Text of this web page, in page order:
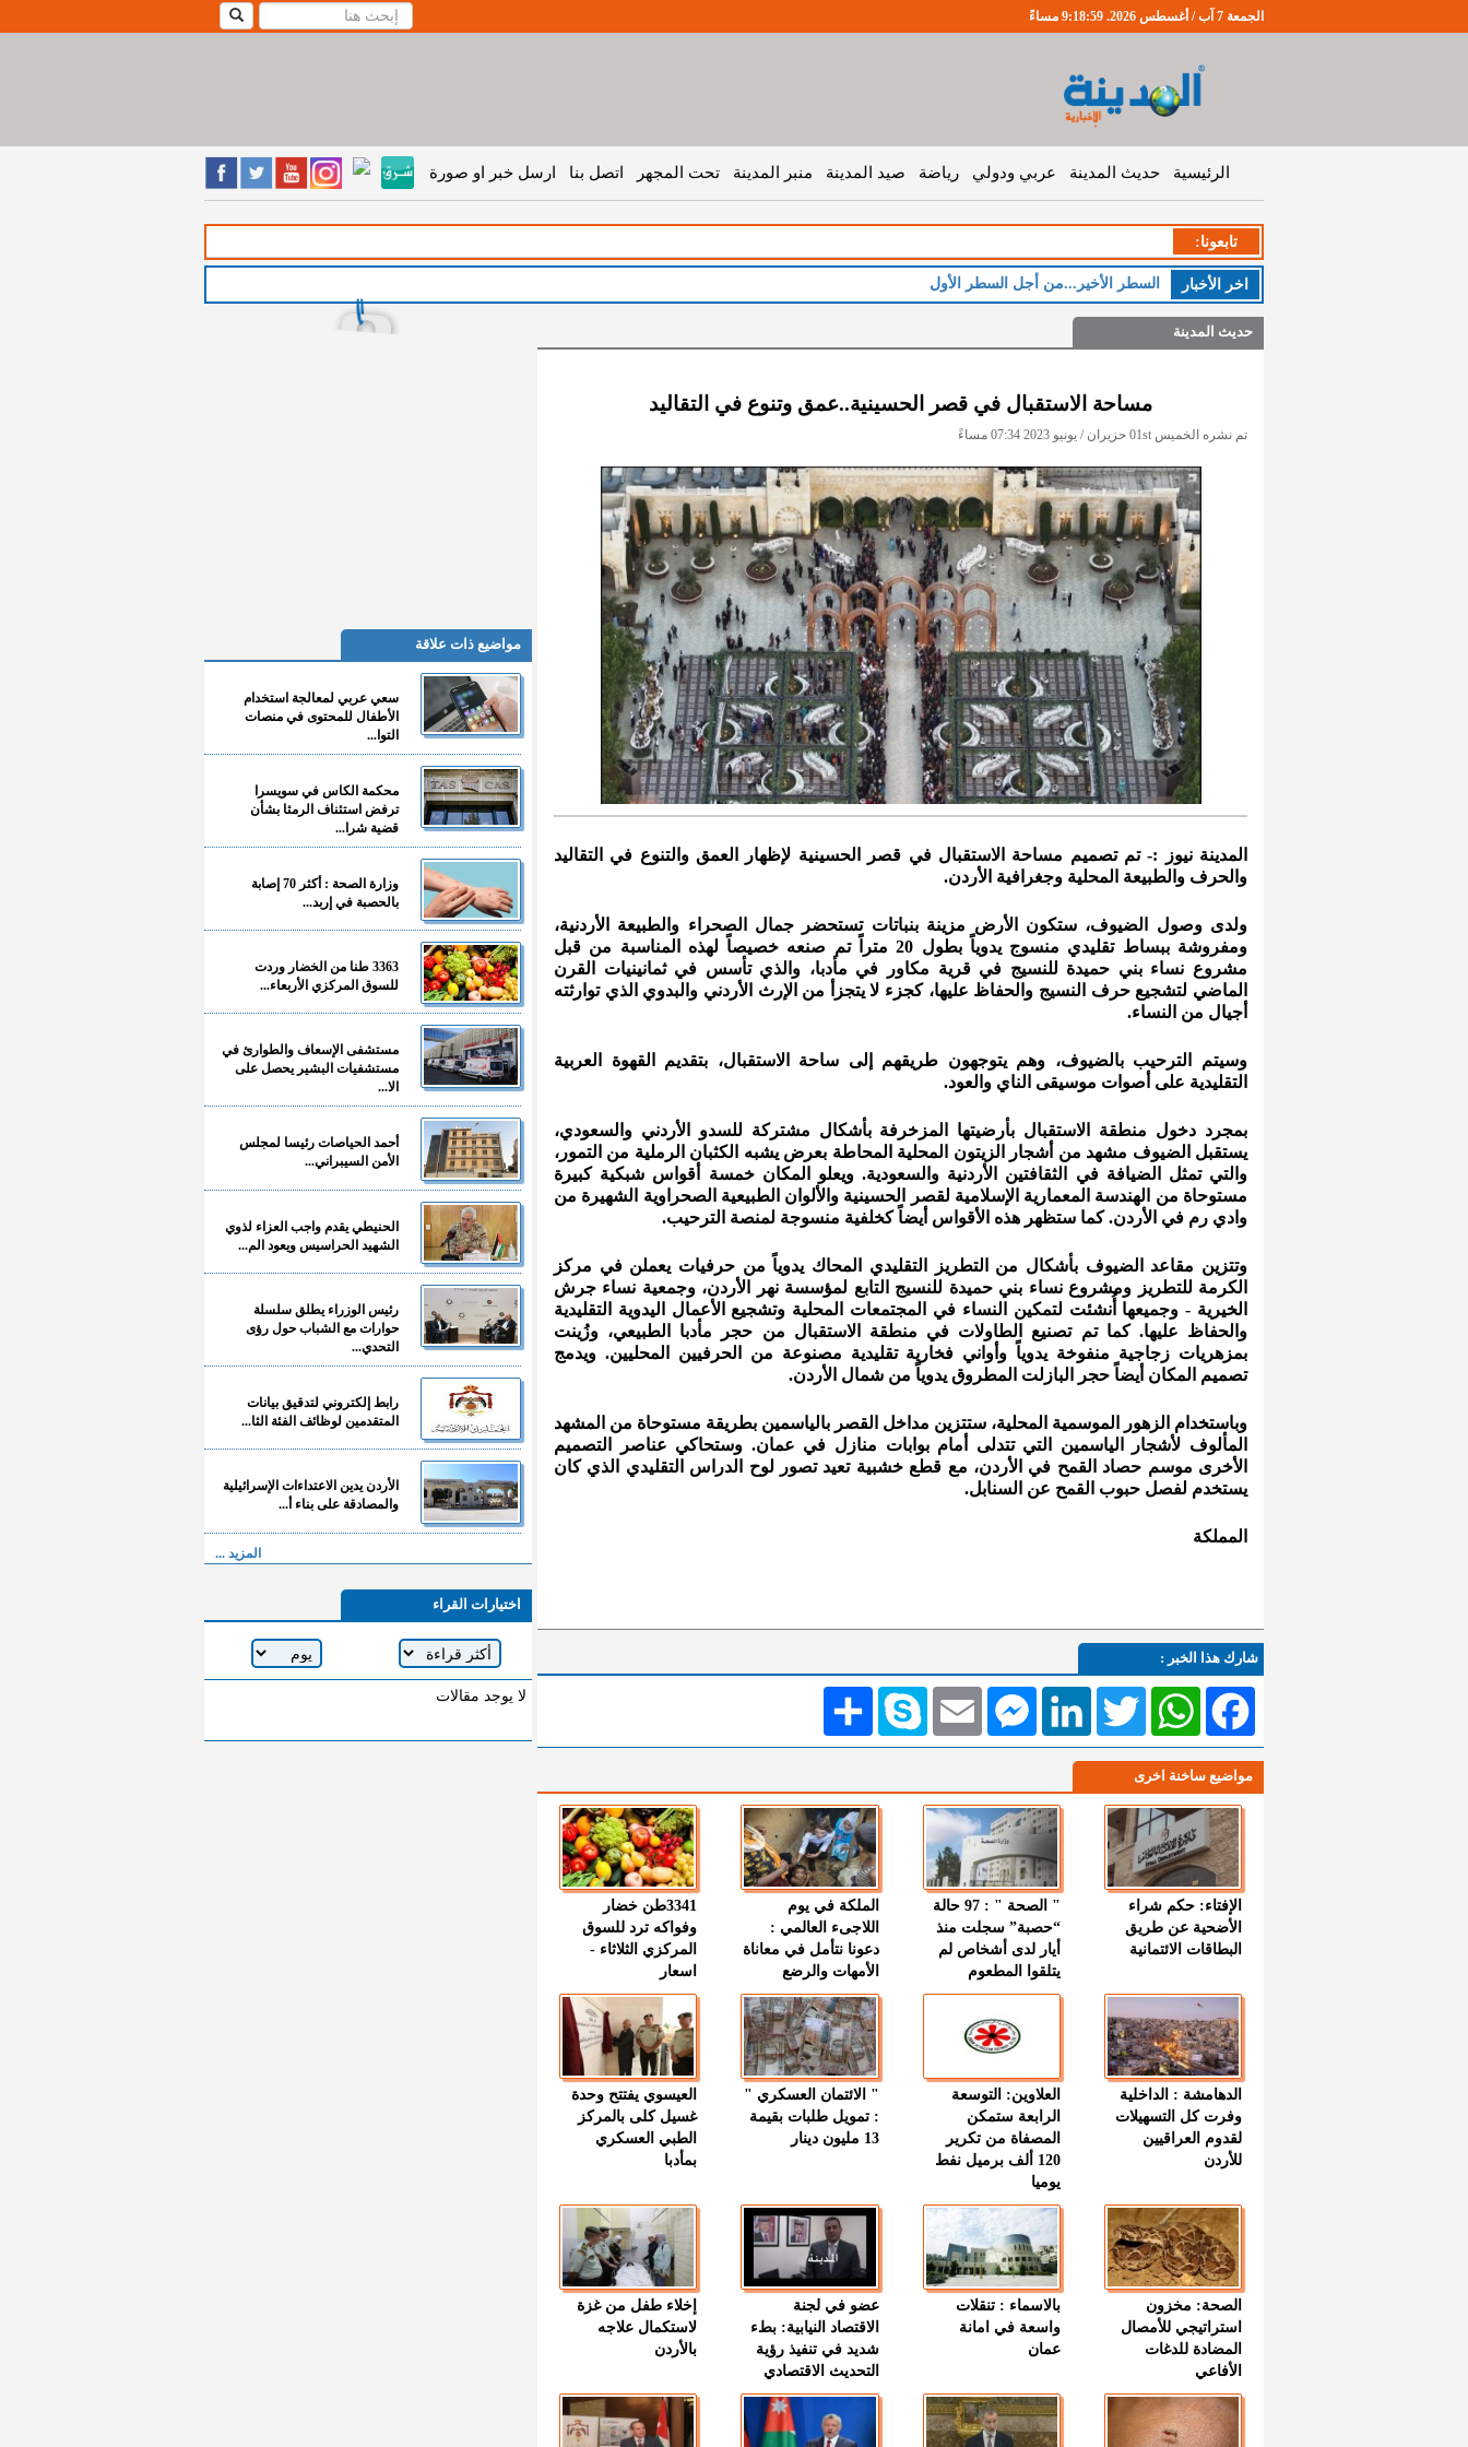
الجمعة 7 آب / أغسطس 2026. 9:18:59 مساءً
الرئيسية حديث المدينة عربي ودولي رياضة صيد المدينة منبر المدينة تحت المجهر اتصل بنا ارسل خبر او صورة
تابعونا:
اخر اﻷخبار السطر الأخير...من أجل السطر الأول
حديث المدينة
مساحة الاستقبال في قصر الحسينية..عمق وتنوع في التقاليد
تم نشره الخميس 01st حزيران / يونيو 2023 07:34 مساءً
المدينة نيوز :- تم تصميم مساحة الاستقبال في قصر الحسينية لإظهار العمق والتنوع في التقاليد
والحرف والطبيعة المحلية وجغرافية الأردن.
ولدى وصول الضيوف، ستكون الأرض مزينة بنباتات تستحضر جمال الصحراء والطبيعة الأردنية،
ومفروشة ببساط تقليدي منسوج يدوياً بطول 20 متراً تم صنعه خصيصاً لهذه المناسبة من قبل
مشروع نساء بني حميدة للنسيج في قرية مكاور في مأدبا، والذي تأسس في ثمانينيات القرن
الماضي لتشجيع حرف النسيج والحفاظ عليها، كجزء لا يتجزأ من الإرث الأردني والبدوي الذي توارثته
أجيال من النساء.
وسيتم الترحيب بالضيوف، وهم يتوجهون طريقهم إلى ساحة الاستقبال، بتقديم القهوة العربية
التقليدية على أصوات موسيقى الناي والعود.
بمجرد دخول منطقة الاستقبال بأرضيتها المزخرفة بأشكال مشتركة للسدو الأردني والسعودي،
يستقبل الضيوف مشهد من أشجار الزيتون المحلية المحاطة بعرض يشبه الكثبان الرملية من التمور،
والتي تمثل الضيافة في الثقافتين الأردنية والسعودية. ويعلو المكان خمسة أقواس شبكية كبيرة
مستوحاة من الهندسة المعمارية الإسلامية لقصر الحسينية والألوان الطبيعية الصحراوية الشهيرة من
وادي رم في الأردن. كما ستظهر هذه الأقواس أيضاً كخلفية منسوجة لمنصة الترحيب.
وتتزين مقاعد الضيوف بأشكال من التطريز التقليدي المحاك يدوياً من حرفيات يعملن في مركز
الكرمة للتطريز ومشروع نساء بني حميدة للنسيج التابع لمؤسسة نهر الأردن، وجمعية نساء جرش
الخيرية - وجميعها أُنشئت لتمكين النساء في المجتمعات المحلية وتشجيع الأعمال اليدوية التقليدية
والحفاظ عليها. كما تم تصنيع الطاولات في منطقة الاستقبال من حجر مأدبا الطبيعي، وزُينت
بمزهريات زجاجية منفوخة يدوياً وأواني فخارية تقليدية مصنوعة من الحرفيين المحليين. ويدمج
تصميم المكان أيضاً حجر البازلت المطروق يدوياً من شمال الأردن.
وباستخدام الزهور الموسمية المحلية، ستتزين مداخل القصر بالياسمين بطريقة مستوحاة من المشهد
المألوف لأشجار الياسمين التي تتدلى أمام بوابات منازل في عمان. وستحاكي عناصر التصميم
الأخرى موسم حصاد القمح في الأردن، مع قطع خشبية تعيد تصور لوح الدراس التقليدي الذي كان
يستخدم لفصل حبوب القمح عن السنابل.
المملكة
شارك هذا الخبر :
انشر Skype EmailMessengerLinkedIn TwitterWhatsAppFacebook
مواضيع ساخنة اخرى
الإفتاء: حكم شراء
الأضحية عن طريق
البطاقات الائتمانية
" الصحة " : 97 حالة
“حصبة” سجلت منذ
أيار لدى أشخاص لم
يتلقوا المطعوم
الملكة في يوم
اللاجىء العالمي :
دعونا نتأمل في معاناة
الأمهات والرضع
3341طن خضار
وفواكه ترد للسوق
المركزي الثلاثاء -
اسعار
الدهامشة : الداخلية
وفرت كل التسهيلات
لقدوم العراقيين
للأردن
العلاوين: التوسعة
الرابعة ستمكن
المصفاة من تكرير
120 ألف برميل نفط
يوميا
" الائتمان العسكري "
: تمويل طلبات بقيمة
13 مليون دينار
العيسوي يفتتح وحدة
غسيل كلى بالمركز
الطبي العسكري
بمأدبا
الصحة: مخزون
استراتيجي للأمصال
المضادة للدغات
الأفاعي
بالاسماء : تنقلات
واسعة في امانة
عمان
عضو في لجنة
الاقتصاد النيابية: بطء
شديد في تنفيذ رؤية
التحديث الاقتصادي
إخلاء طفل من غزة
لاستكمال علاجه
بالأردن
مواضيع ذات علاقة
سعي عربي لمعالجة استخدام
الأطفال للمحتوى في منصات
التوا...
محكمة الكاس في سويسرا
ترفض استئناف الرمثا بشأن
قضية شرا...
وزارة الصحة : أكثر 70 إصابة
بالحصبة في إربد...
3363 طنا من الخضار وردت
للسوق المركزي الأربعاء...
مستشفى الإسعاف والطوارئ في
مستشفيات البشير يحصل على
الا...
أحمد الحياصات رئيسا لمجلس
الأمن السيبراني...
الحنيطي يقدم واجب العزاء لذوي
الشهيد الحراسيس ويعود الم...
رئيس الوزراء يطلق سلسلة
حوارات مع الشباب حول رؤى
التحدي...
رابط إلكتروني لتدقيق بيانات
المتقدمين لوظائف الفئة الثا...
الأردن يدين الاعتداءات الإسرائيلية
والمصادقة على بناء أ...
المزيد ...
اختيارات القراء
لا يوجد مقالات